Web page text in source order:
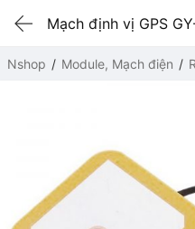
Mạch định vị GPS
Nshop Module, Mạch điện